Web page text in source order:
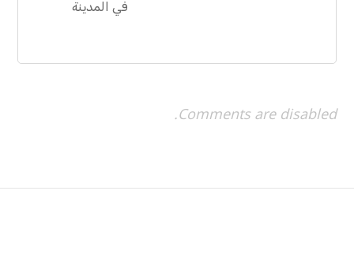
في المدينة
Comments are disabled.